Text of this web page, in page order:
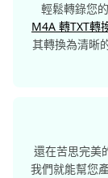
輕鬆轉錄您
M4A 轉TXT轉
其轉換為清晰
還在苦思完美
我們就能幫您